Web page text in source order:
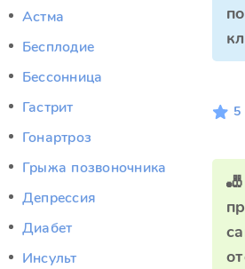
Астма
Бесплодие
Бессонница
Гастрит
Гонартроз
Грыжа позвоночника
Депрессия
Диабет
Инсульт
5